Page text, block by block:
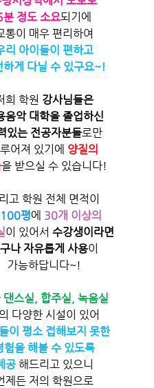
분 정도 소요되기에
통이 매우 편리하여
리 아이들이 편하고
하게 다닐 수 있구요~!
희 학원 강사님들은
음악 대학을 졸업하신
있는 전공자분들로만
어져 있기에 양질의
을 받으실 수 있습니다!
고 학원 전체 면적이
100평에 30개 이상의
이 있어서 수강생이라면
나 자유롭게 사용​이
가능하답니다~!
댄스실, 합주실, 녹음실
다양한 시설이 있어
이 평소 접해보지 못한
험을 해볼 수 있도록
공 해드리고 있으니
제든 저의 학원으로